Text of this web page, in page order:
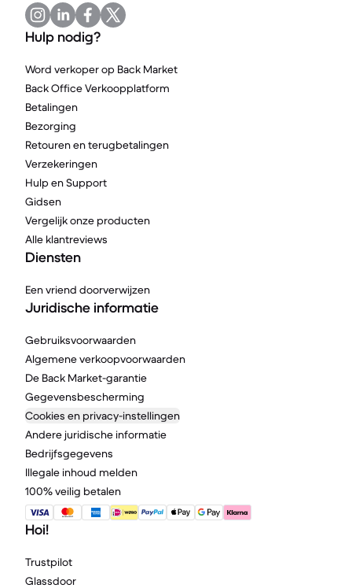
Hulp nodig?
Word verkoper op Back Market
Back Office Verkoopplatform
Betalingen
Bezorging
Retouren en terugbetalingen
Verzekeringen
Hulp en Support
Gidsen
Vergelijk onze producten
Alle klantreviews
Diensten
Een vriend doorverwijzen
Juridische informatie
Gebruiksvoorwaarden
Algemene verkoopvoorwaarden
De Back Market-garantie
Gegevensbescherming
Cookies en privacy-instellingen
Andere juridische informatie
Bedrijfsgegevens
Illegale inhoud melden
100% veilig betalen
Hoi!
Trustpilot
Glassdoor